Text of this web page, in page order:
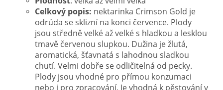
Celkový popis: nektarinka Crimson Gold je
odrůda se sklizní na konci července. Plody
jsou středně velké až velké s hladkou a lesklou
tmavě červenou slupkou. Dužina je žlutá,
aromatická, šťavnatá s lahodnou sladkou
chutí. Velmi dobře se odličitelná od pecky.
Plody jsou vhodné pro přímou konzumaci
nebo i pro zpracování. Je vhodná k pěstování v